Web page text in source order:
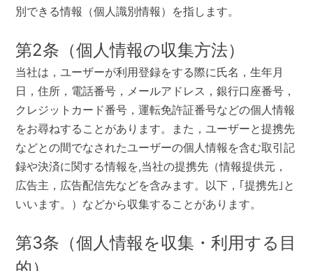
別できる情報（個人識別情報）を指します。
第2条（個人情報の収集方法）
当社は，ユーザーが利用登録をする際に氏名，生年月
日，住所，電話番号，メールアドレス，銀行口座番号，
クレジットカード番号，運転免許証番号などの個人情報
をお尋ねすることがあります。また，ユーザーと提携先
などとの間でなされたユーザーの個人情報を含む取引記
録や決済に関する情報を,当社の提携先（情報提供元，
広告主，広告配信先などを含みます。以下，｢提携先｣と
いいます。）などから収集することがあります。
第3条（個人情報を収集・利用する目